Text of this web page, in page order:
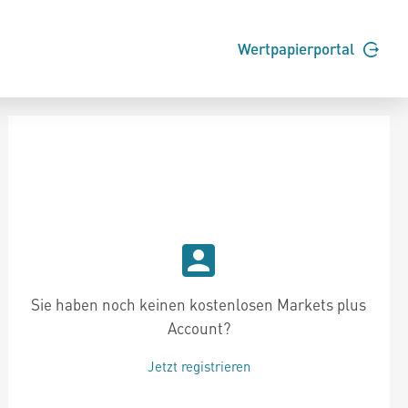
Wertpapierportal
Sie haben noch keinen kostenlosen Markets plus
Account?
Jetzt registrieren